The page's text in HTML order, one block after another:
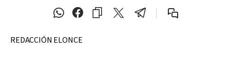
REDACCIÓN ELONCE